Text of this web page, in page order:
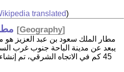
translated)
[Geography]
يبعد عن مدينة الباحة جنوب غرب
45 كم في الاتجاه الشرقي، تم